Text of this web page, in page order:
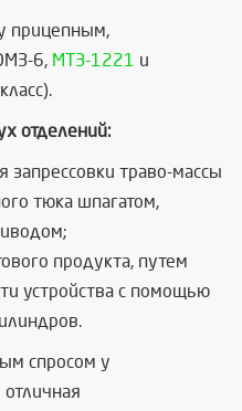
прицепным,
6, МТЗ-1221
и
отделений:
траво-массы
тюка шпагатом,
продукта, путем
устройства с помощью
спросом у